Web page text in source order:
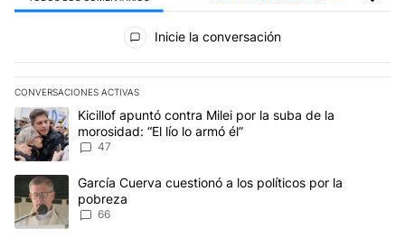
Todos los comentarios
Inicie la conversación
CONVERSACIONES ACTIVAS
Este listado muestra los artículos con más comentarios en los
Un artículo de tendencia con el título "Kicillof apuntó contra Milei
Kicillof apuntó contra Milei por la suba de la
morosidad: “El lío lo armó él”
47
Un artículo de tendencia con el título "García Cuerva cuestionó
García Cuerva cuestionó a los políticos por la
pobreza
66